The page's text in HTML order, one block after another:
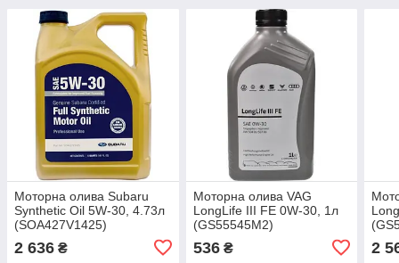
Моторна олива Subaru
Synthetic Oil 5W-30, 4.73л
(SOA427V1425)
2 636 ₴
Моторна олива VAG
LongLife III FE 0W-30, 1л
(GS55545M2)
536₴ 2